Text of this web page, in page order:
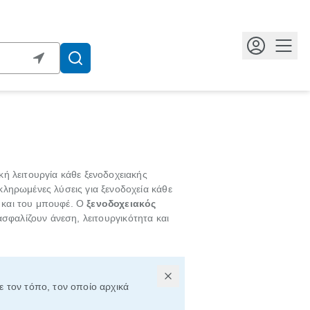
λειτουργία κάθε ξενοδοχειακής
λύσεις για ξενοδοχεία κάθε
και του μπουφέ. Οξενοδοχειακός
άνεση, λειτουργικότητα και
τον τόπο, τον οποίο αρχικά